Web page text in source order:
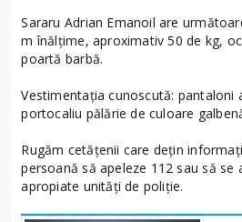
Sararu Adrian Emanoil are
m înălțime, aproximativ 50 de kg,
poartă barbă.
Vestimentația cunoscută: pantaloni
portocaliu pălărie de culoare
Rugăm cetățenii care dețin
persoană să apeleze 112 sau să se
apropiate unități de poliție.